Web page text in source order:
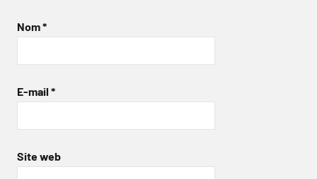
Nom*
E-mail *
Site web